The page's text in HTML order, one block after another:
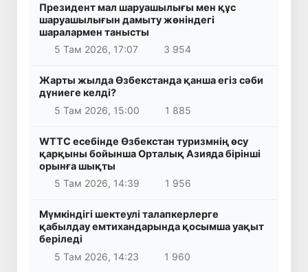
Президент мал шаруашылығы мен құс
шаруашылығын дамыту жөніндегі
шаралармен танысты
5 Там 2026, 17:07
3 954
Жарты жылда Өзбекстанда қанша егіз сәби
дүниеге келді?
5 Там 2026, 15:00
1 885
WTTC есебінде Өзбекстан туризмнің өсу
қарқыны бойынша Орталық Азияда бірінші
орынға шықты
5 Там 2026, 14:39
1 956
Мүмкіндігі шектеулі талапкерлерге
қабылдау емтихандарында қосымша уақыт
беріледі
5 Там 2026, 14:23
1 960